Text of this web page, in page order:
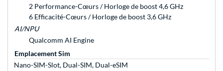
2 Performance-Cœurs / Horloge de boost 4,6 GHz
6 Efficacité-Cœurs / Horloge de boost 3,6 GHz
AI/NPU
Qualcomm AI Engine
Emplacement Sim
Nano-SIM-Slot, Dual-SIM, Dual-eSIM